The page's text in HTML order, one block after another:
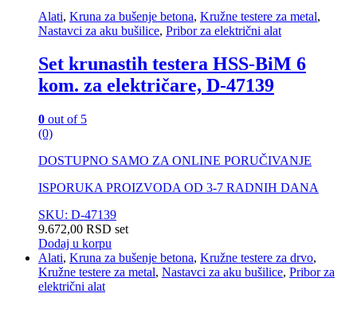
Alati, Kruna za bušenje betona, Kružne testere za metal,
Nastavci za aku bušilice, Pribor za električni alat
Set krunastih testera HSS-BiM 6
kom. za električare, D-47139
0 out of 5
(0)
DOSTUPNO SAMO ZA ONLINE PORUČIVANJE
ISPORUKA PROIZVODA OD 3-7 RADNIH DANA
SKU: D-47139
9.672,00 RSD set
Dodaj u korpu
Alati, Kruna za bušenje betona, Kružne testere za drvo,
Kružne testere za metal, Nastavci za aku bušilice, Pribor za
električni alat